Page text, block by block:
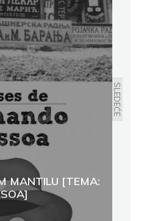
SLEDEĆE
MANTILU [TEMA: